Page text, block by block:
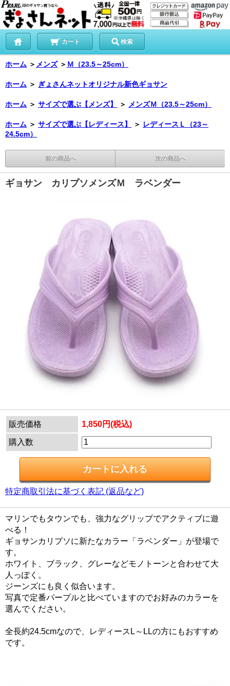
カート 検索
ホーム ＞ メンズ ＞ Ｍ（23.5～25cm）
ホーム ＞ ぎょさんネットオリジナル新色ギョサン
ホーム ＞ サイズで選ぶ【メンズ】 ＞ メンズＭ（23.5～25cm）
ホーム ＞ サイズで選ぶ【レディース】 ＞ レディースＬ（23～
24.5cm）
前の商品へ 次の商品へ
ギョサン カリプソメンズＭ ラベンダー
販売価格 1,850円(税込)
購入数
特定商取引法に基づく表記 (返品など)
マリンでもタウンでも、強力なグリップでアクティブに遊
べる！
ギョサンカリプソに新たなカラー「ラベンダー」が登場で
す。
ホワイト、ブラック、グレーなどモノトーンと合わせて大
人っぽく。
ジーンズにも良く似合います。
写真で定番パープルと比べていますのでお好みのカラーを
選んでください。
全長約24.5cmなので、レディースL～LLの方にもおすすめ
です。